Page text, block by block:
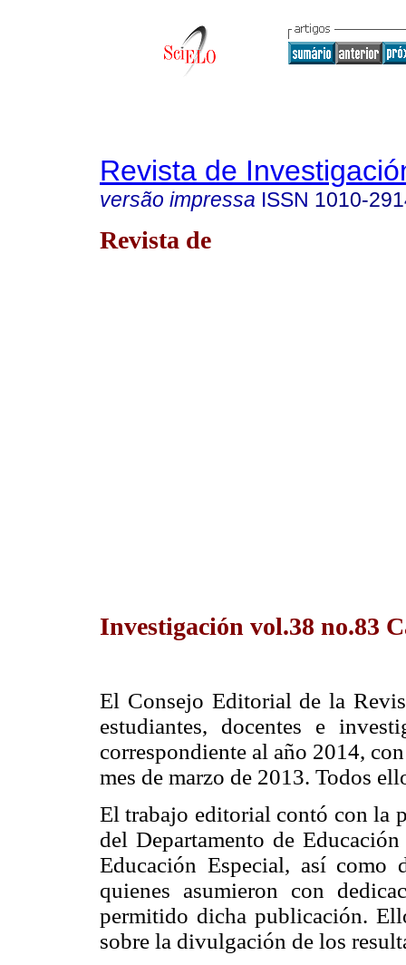
Revista de
versão impressa ISSN 1010-
Revista de
Investigación vol.38 no.83
El Consejo Editorial de la
estudiantes, docentes e
correspondiente al año 2014,
mes de marzo de 2013. Todos
El trabajo editorial contó con la
del Departamento de
Educación Especial, así como
quienes asumieron con
permitido dicha publicación.
sobre la divulgación de los